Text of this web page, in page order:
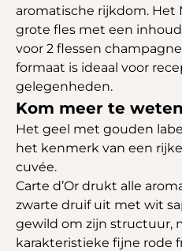
aromatische rijkdom. Het
grote fles met een inhoud
voor 2 flessen
formaat is ideaal voor
gelegenheden.
Kom meer te
Het geel met gouden
het kenmerk van een
cuvée.
Carte d’Or drukt alle
zwarte druif uit met wit
gewild om zijn structuur,
karakteristieke fijne rode